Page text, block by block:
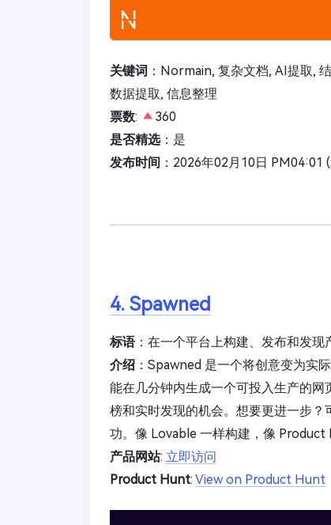
关键词 ：Normain, 复杂文档, AI提取,
数据提取, 信息整理
票数:
360
是否精选：是
发布时间 ：2026年02月10日 PM04:01
4. Spawned
标语：在一个平台上构建、发布和发现
介绍 ：Spawned 是一个将创意变为实
能在几分钟内生成一个可投入生产的
榜和实时发现的机会。想要更进一步
功。像 Lovable 一样构建，像 Product
产品网站: 立即访问
Product Hunt: View on Product Hunt